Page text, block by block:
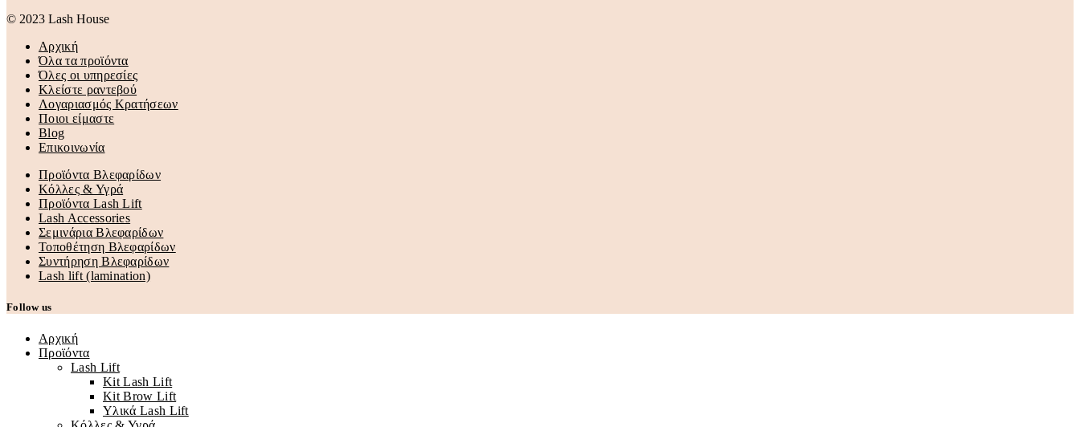
© 2023 Lash House
Αρχική
Όλα τα προϊόντα
Όλες οι υπηρεσίες
Κλείστε ραντεβού
Λογαριασμός Κρατήσεων
Ποιοι είμαστε
Blog
Επικοινωνία
Προϊόντα Βλεφαρίδων
Κόλλες & Υγρά
Προϊόντα Lash Lift
Lash Accessories
Σεμινάρια Βλεφαρίδων
Τοποθέτηση Βλεφαρίδων
Συντήρηση Βλεφαρίδων
Lash lift (lamination)
Follow us
Αρχική
Προϊόντα
Lash Lift
Kit Lash Lift
Kit Brow Lift
Υλικά Lash Lift